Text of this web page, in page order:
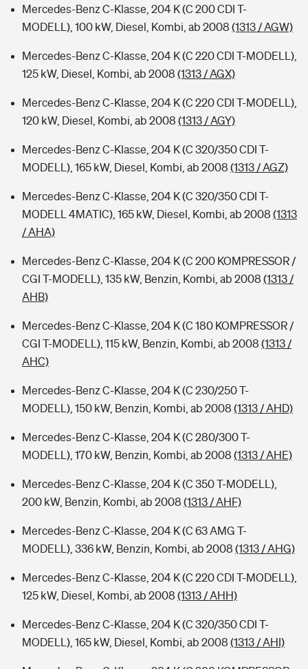
Mercedes-Benz C-Klasse, 204 K (C 200 CDI T-
MODELL), 100 kW, Diesel, Kombi, ab 2008 (1313 / AGW)
Mercedes-Benz C-Klasse, 204 K (C 220 CDI T-MODELL),
125 kW, Diesel, Kombi, ab 2008 (1313 / AGX)
Mercedes-Benz C-Klasse, 204 K (C 220 CDI T-MODELL),
120 kW, Diesel, Kombi, ab 2008 (1313 / AGY)
Mercedes-Benz C-Klasse, 204 K (C 320/350 CDI T-
MODELL), 165 kW, Diesel, Kombi, ab 2008 (1313 / AGZ)
Mercedes-Benz C-Klasse, 204 K (C 320/350 CDI T-
MODELL 4MATIC), 165 kW, Diesel, Kombi, ab 2008 (1313
/ AHA)
Mercedes-Benz C-Klasse, 204 K (C 200 KOMPRESSOR /
CGI T-MODELL), 135 kW, Benzin, Kombi, ab 2008 (1313 /
AHB)
Mercedes-Benz C-Klasse, 204 K (C 180 KOMPRESSOR /
CGI T-MODELL), 115 kW, Benzin, Kombi, ab 2008 (1313 /
AHC)
Mercedes-Benz C-Klasse, 204 K (C 230/250 T-
MODELL), 150 kW, Benzin, Kombi, ab 2008 (1313 / AHD)
Mercedes-Benz C-Klasse, 204 K (C 280/300 T-
MODELL), 170 kW, Benzin, Kombi, ab 2008 (1313 / AHE)
Mercedes-Benz C-Klasse, 204 K (C 350 T-MODELL),
200 kW, Benzin, Kombi, ab 2008 (1313 / AHF)
Mercedes-Benz C-Klasse, 204 K (C 63 AMG T-
MODELL), 336 kW, Benzin, Kombi, ab 2008 (1313 / AHG)
Mercedes-Benz C-Klasse, 204 K (C 220 CDI T-MODELL),
125 kW, Diesel, Kombi, ab 2008 (1313 / AHH)
Mercedes-Benz C-Klasse, 204 K (C 320/350 CDI T-
MODELL), 165 kW, Diesel, Kombi, ab 2008 (1313 / AHI)